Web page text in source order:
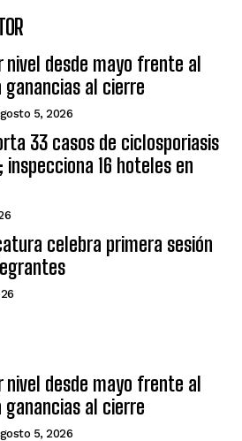
nivel desde mayo frente al
al cierre
5, 2026
33 casos de ciclosporiasis
16 hoteles en
celebra primera sesión
nivel desde mayo frente al
al cierre
5, 2026